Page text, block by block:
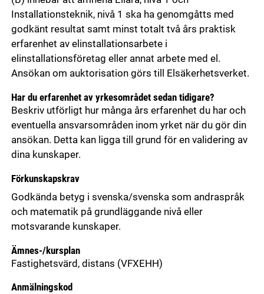
Installationsteknik, nivå 1 ska ha genomgåtts med
godkänt resultat samt minst totalt två års praktisk
erfarenhet av elinstallationsarbete i
elinstallationsföretag eller annat arbete med el.
Ansökan om auktorisation görs till Elsäkerhetsverket.
Har du erfarenhet av yrkesområdet sedan tidigare?
Beskriv utförligt hur många års erfarenhet du har och
eventuella ansvarsområden inom yrket när du gör din
ansökan. Detta kan ligga till grund för en validering av
dina kunskaper.
Förkunskapskrav
Godkända betyg i svenska/svenska som andraspråk
och matematik på grundläggande nivå eller
motsvarande kunskaper.
Ämnes-/kursplan
Fastighetsvärd, distans (VFXEHH)
Anmälningskod